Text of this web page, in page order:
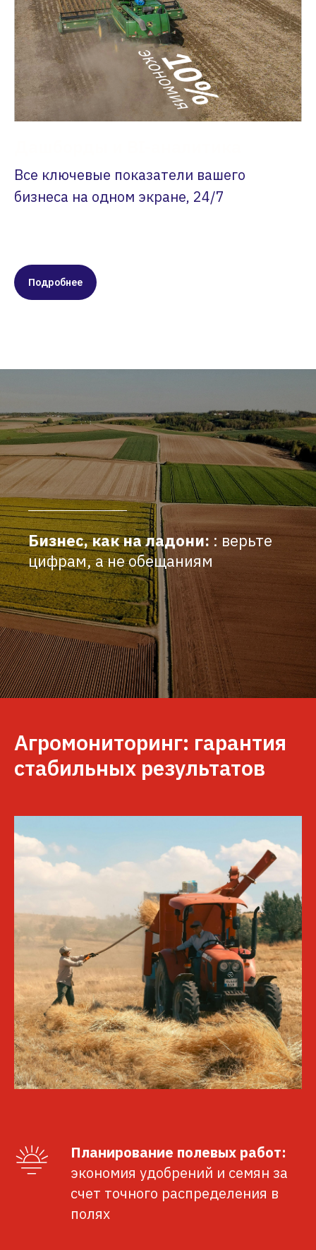
Все ключевые показатели вашего
бизнеса на одном экране, 24/7
Подробнее
Бизнес, как на ладони: : верьте
цифрам, а не обещаниям
Агромониторинг: гарантия
стабильных результатов
Планирование полевых работ:
экономия удобрений и семян за
счет точного распределения в
полях